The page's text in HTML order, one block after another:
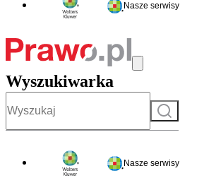
Nasze serwisy
Wyszukiwarka
Szukaj
Nasze serwisy